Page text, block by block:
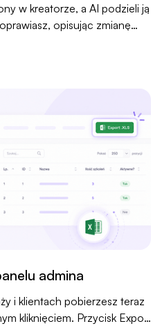
w kreatorze, a AI podzieli ją
opisując zmianę
admina
i klientach pobierzesz teraz
kliknięciem. Przycisk Export